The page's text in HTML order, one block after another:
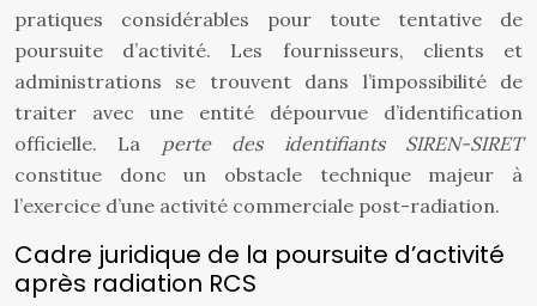
pratiques considérables pour toute tentative de
poursuite d’activité. Les fournisseurs, clients et
administrations se trouvent dans l’impossibilité de
traiter avec une entité dépourvue d’identification
officielle. La perte des identifiants SIREN-SIRET
constitue donc un obstacle technique majeur à
l’exercice d’une activité commerciale post-radiation.
Cadre juridique de la poursuite d’activité
après radiation RCS